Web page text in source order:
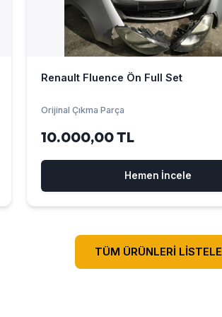
Renault Fluence Ön Full Set
Orijinal Çıkma Parça
10.000,00 TL
Hemen İncele
TÜM ÜRÜNLERİ LİSTELE